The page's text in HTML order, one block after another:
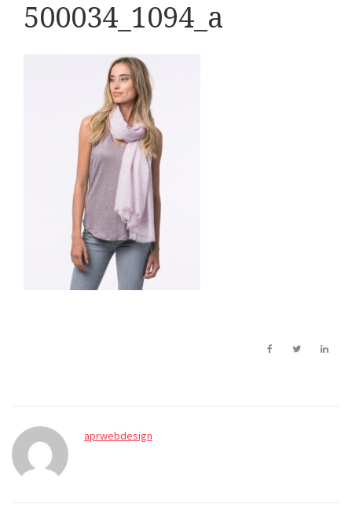
500034_1094_a
aprwebdesign